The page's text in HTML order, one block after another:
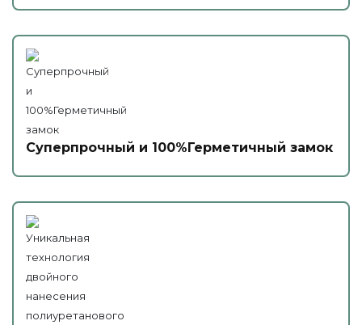
Суперпрочный и 100%Герметичный замок